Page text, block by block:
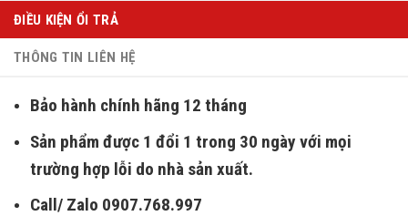
ĐIỀU KIỆN ỔI TRẢ
THÔNG TIN LIÊN HỆ
Bảo hành chính hãng 12 tháng
Sản phẩm được 1 đổi 1 trong 30 ngày với mọi
trường hợp lỗi do nhà sản xuất.
Call/ Zalo 0907.768.997